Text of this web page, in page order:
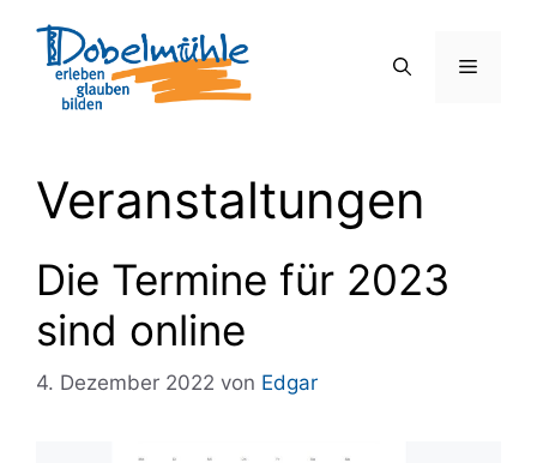
Inhalt
springen
Menü
Veranstaltungen
Die Termine für 2023
sind online
4. Dezember 2022 von Edgar